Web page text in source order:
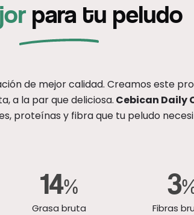
para tu peludo
de mejor calidad. Creamos este
a la par que deliciosa. Cebican Daily
proteínas y fibra que tu peludo
14%
Grasa bruta
3
Fibras